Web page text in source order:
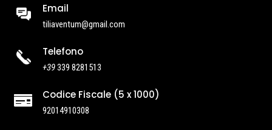
Email
tiliaventum@gmail.com
Telefono
+39339 8281513
 Codice Fiscale (5 x 1000)
92014910308